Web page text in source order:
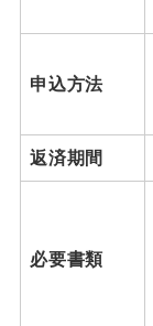
申込方法
返済期間
必要書類